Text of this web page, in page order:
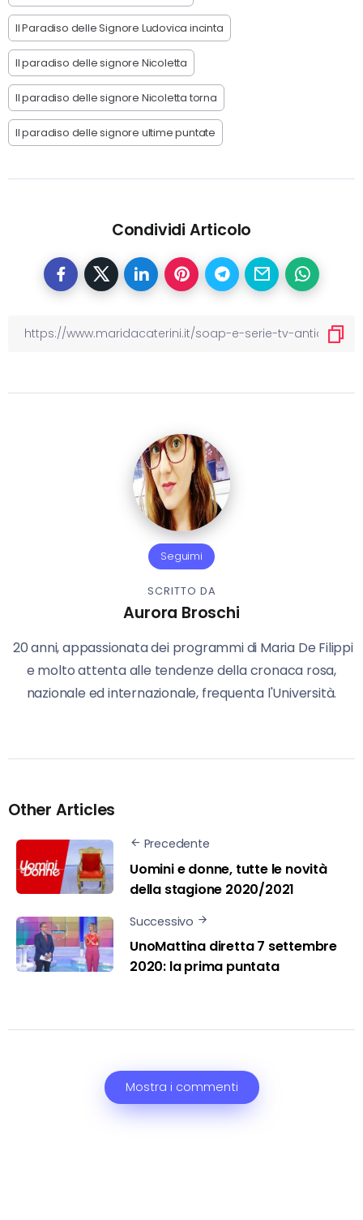
Il Paradiso delle Signore Ludovica incinta
Il paradiso delle signore Nicoletta
Il paradiso delle signore Nicoletta torna
Il paradiso delle signore ultime puntate
Condividi Articolo
Seguimi
SCRITTO DA
Aurora Broschi
20 anni, appassionata dei programmi di Maria De Filippi
e molto attenta alle tendenze della cronaca rosa,
nazionale ed internazionale, frequenta l'Università.
Other Articles
Precedente
Uomini e donne, tutte le novità
della stagione 2020/2021
Successivo
UnoMattina diretta 7 settembre
2020: la prima puntata
Mostra i commenti